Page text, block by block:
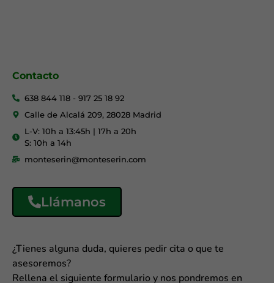
Contacto
638 844 118 - 917 25 18 92
Calle de Alcalá 209, 28028 Madrid
L-V: 10h a 13:45h | 17h a 20h
S: 10h a 14h
monteserin@monteserin.com
Llámanos
¿Tienes alguna duda, quieres pedir cita o que te
asesoremos?
Rellena el siguiente formulario y nos pondremos en